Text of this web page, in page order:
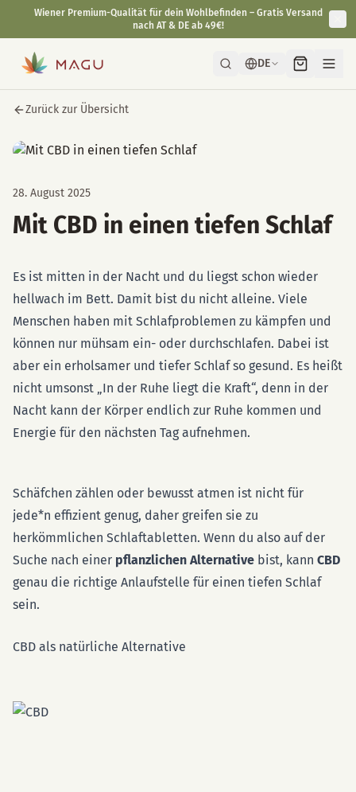
DE
Zurück zur Übersicht
28. August 2025
Mit CBD in einen tiefen Schlaf
Es ist mitten in der Nacht und du liegst schon wieder
hellwach im Bett. Damit bist du nicht alleine. Viele
Menschen haben mit Schlafproblemen zu kämpfen und
können nur mühsam ein- oder durchschlafen. Dabei ist
aber ein erholsamer und tiefer Schlaf so gesund. Es heißt
nicht umsonst „In der Ruhe liegt die Kraft“, denn in der
Nacht kann der Körper endlich zur Ruhe kommen und
Energie für den nächsten Tag aufnehmen.
Schäfchen zählen oder bewusst atmen ist nicht für
jede*n effizient genug, daher greifen sie zu
herkömmlichen Schlaftabletten. Wenn du also auf der
Suche nach einer pflanzlichen Alternative bist, kann CBD
genau die richtige Anlaufstelle für einen tiefen Schlaf
sein.
CBD als natürliche Alternative
Wiener Premium-Qualität für dein Wohlbefinden – Gratis Versand
nach AT & DE ab 49€!